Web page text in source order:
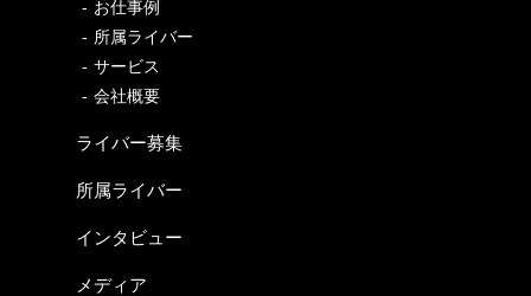
お仕事例
所属ライバー
サービス
会社概要
ライバー募集
所属ライバー
インタビュー
メディア